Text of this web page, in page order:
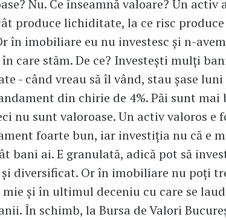
Nu. Ce înseamnă valoare? Un activ
produce lichiditate, la ce risc
în imobiliare eu nu investesc și n-
care stăm. De ce? Investești mulți
- când vreau să îl vând, stau șase
din chirie de 4%. Păi sunt mai
nu sunt valoroase. Un activ valoros e
foarte bun, iar investiția nu că e
bani ai. E granulată, adică pot să
diversificat. Or în imobiliare nu poți
și în ultimul deceniu cu care se
În schimb, la Bursa de Valori